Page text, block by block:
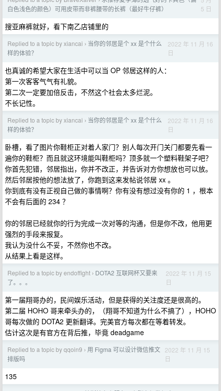
白色浅色的颜色）可用皮带而非裤腰带的长裤（最好牛仔裤）
5 日
搜亚麻裤就好，看下南乙店铺里的
Replied to a topic by xiancai › 当你的邻居是个 xx 是个什么
样的体验？
2022 年 11 月 16
日
也真诚的希望大家在生活中可以当 OP 邻居这样的人：
第一次客客气气有礼貌。
第二次一定要加倍反击，不然这个社会太多烂泥。
不长记性。
Replied to a topic by xiancai › 当你的邻居是个 xx 是个什么
样的体验？
2022 年 11 月 16
日
卧槽，看了图片你鞋柜正对着人家门？别人每次开门关门都要先看一
遍你的鞋柜？而且就这环境能叫鞋柜吗？顶多就一个塑料鞋架子吧？
你首先犯错，邻居指出，你并不改正，并告诉对方你想放也可以放。
然后邻居按他的想法放了，你跑到这来发帖说邻居 xx 。
你到底有没有正视自己做的事情啊？你有没有想过没有你的 1 ，根本
不会有后面的 234 ？
你的邻居已经就你的行为完成一次对等的沟通，但是你不改，他用更
强烈的手段来报复。
我认为没什么不妥，不然你也不改。
从结果上看是这样。
Replied to a topic by endoffight › DOTA2 互联网杯又要来
了。。。
2022 年 11 月 15
日
第一届翔哥办的，民间娱乐活动，但是获得的关注度还是很高的。
第二届 HOHO 哥来牵头办的，（翔哥不知道为什么不搞了），HOHO
哥每次做的 DOTA2 更新翻译。完美官方每次都在等着转发。
估计这次是有官方在背后推，毕竟 deadgame
Replied to a topic by qqoin9 › 用 Figma 可以设计微信推文
排版吗
2022 年 11 月 15
日
135